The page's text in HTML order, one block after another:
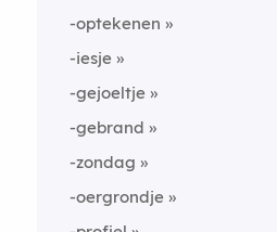
-optekenen
-iesje
-gejoeltje
-gebrand
-zondag
-oergrondje